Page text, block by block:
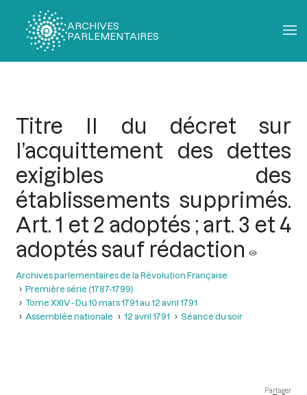
ARCHIVES
PARLEMENTAIRES
Titre II du décret sur
l’acquittement des dettes
exigibles des
établissements supprimés.
Art. 1 et 2 adoptés ; art. 3 et 4
adoptés sauf rédaction
Archives parlementaires de la Révolution Française
Première série (1787-1799)
Tome XXIV - Du 10 mars 1791 au 12 avril 1791
Assemblée nationale
12 avril 1791 Séance du soir
Partager